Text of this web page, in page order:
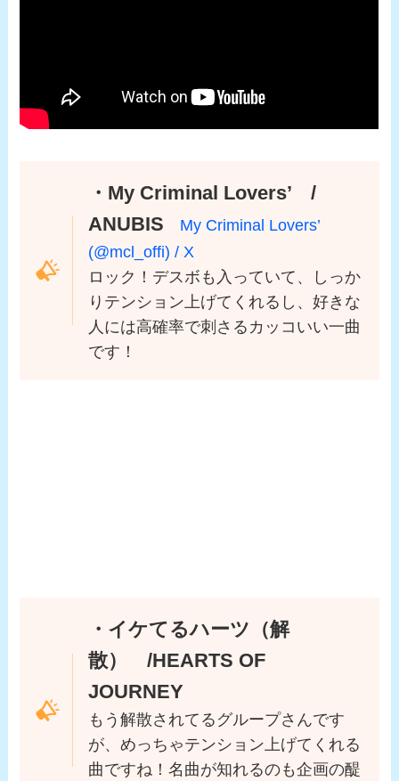
・My Criminal Lovers’ /
ANUBIS
My Criminal Lovers’
(@mcl_offi) / X
ロック！デスボも入っていて、しっか
りテンション上げてくれるし、好きな
人には高確率で刺さるカッコいい一曲
です！
・イケてるハーツ（解
散） /HEARTS OF
JOURNEY
もう解散されてるグループさんです
が、めっちゃテンション上げてくれる
曲ですね！名曲が知れるのも企画の醍